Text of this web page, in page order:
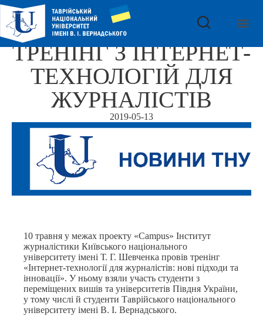
ТРЕНІНГ З ІНТЕРНЕТ-
ТЕХНОЛОГІЙ ДЛЯ
ЖУРНАЛІСТІВ
2019-05-13
10 травня у межах проекту «Campus» Інститут
журналістики Київського національного
університету імені Т. Г. Шевченка провів тренінг
«Інтернет-технології для журналістів: нові підходи та
інновації». У ньому взяли участь студенти з
переміщених вишів та університетів Півдня України,
у тому числі й студенти Таврійського національного
університету імені В. І. Вернадського.